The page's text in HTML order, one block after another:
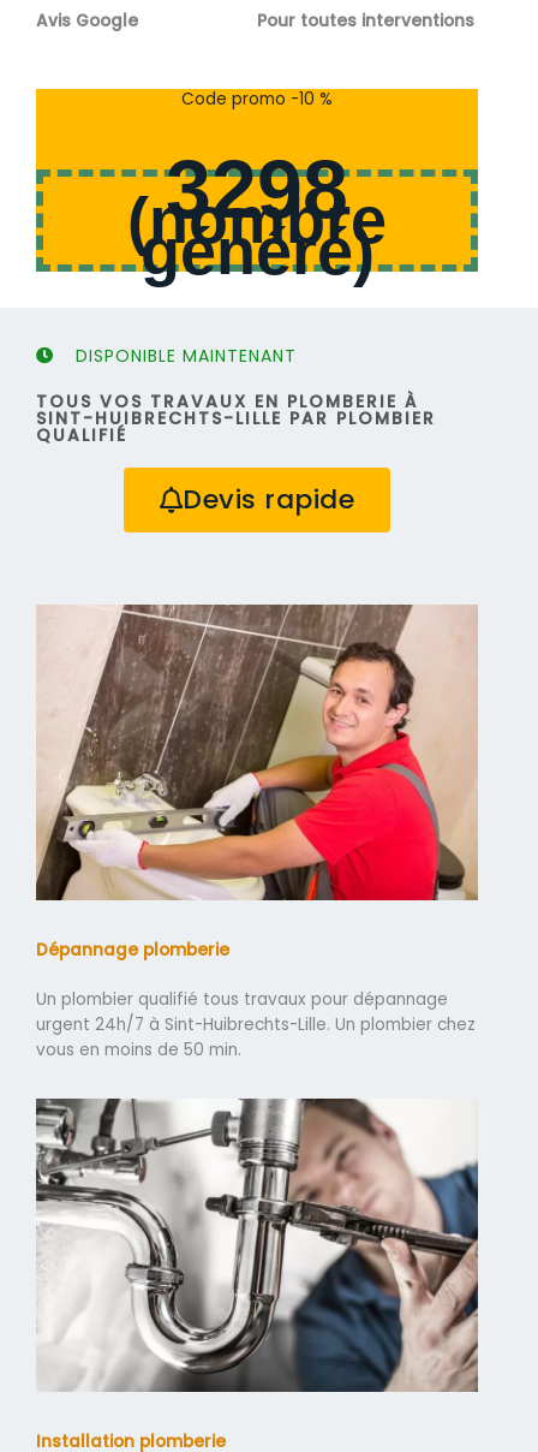
s
Avis Google
s
Pour toutes interventions
Code promo -10 %
3298
(nombre
généré)
DISPONIBLE MAINTENANT
TOUS VOS TRAVAUX EN PLOMBERIE À
SINT-HUIBRECHTS-LILLE PAR PLOMBIER
QUALIFIÉ
Devis rapide
Dépannage plomberie
Un plombier qualifié tous travaux pour dépannage
urgent 24h/7 à Sint-Huibrechts-Lille. Un plombier chez
vous en moins de 50 min.
Installation plomberie